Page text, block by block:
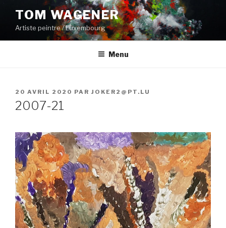
contenu
principal
TOM WAGENER
Artiste peintre / Luxembourg
Menu
PUBLIÉ
LE
20 AVRIL 2020 PAR JOKER2@PT.LU
2007-21